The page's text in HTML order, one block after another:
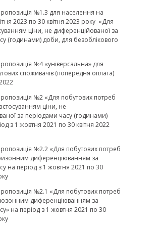
№1.3 для населення на
2023 по 30 квітня 2023 року «Для
ціни, не диференційованої за
(годинами) доби, для безоблікового
№4 «універсальна» для
споживачів (попередня оплата)
№2 «Для побутових потреб
ціни, не
за періодами часу (годинами)
з 1 жовтня 2021 по 30 квітня 2022
№2.2 «Для побутових потреб
диференціюванням за
на період з 1 жовтня 2021 по 30
№2.1 «Для побутових потреб
диференціюванням за
на період з 1 жовтня 2021 по 30